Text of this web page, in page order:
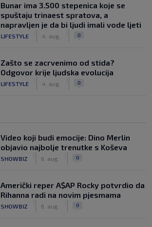
Bunar imа 3.500 stepenica koje se
spuštaju trinaest spratova, a
napravljen je da bi ljudi imali vode ljeti
LIFESTYLE 4. aug. 0
Zašto se zacrvenimo od stida?
Odgovor krije ljudska evolucija
LIFESTYLE 4. aug. 0
Video koji budi emocije: Dino Merlin
objavio najbolje trenutke s Koševa
SHOWBIZ 6. aug. 0
Američki reper A$AP Rocky potvrdio da
Rihanna radi na novim pjesmama
SHOWBIZ 6. aug. 0